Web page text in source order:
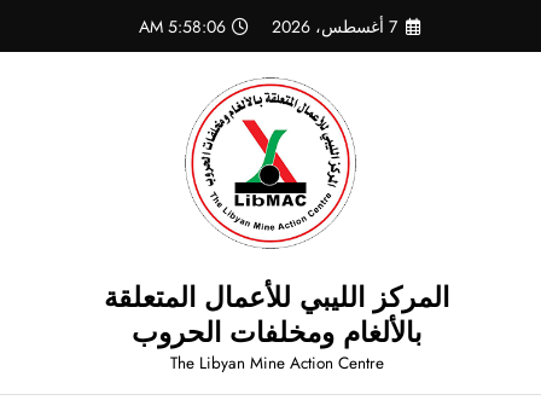
المحتوى
7 أغسطس، 2026 5:58:08 AM
المركز الليبي للأعمال المتعلقة
بالألغام ومخلفات الحروب
The Libyan Mine Action Centre